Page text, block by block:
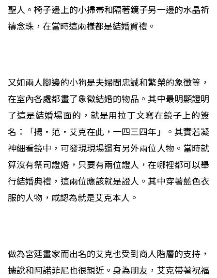
聖人。椅子邊上的小掃帚和隔著鏡子另一邊的水晶祈
禱念珠，在當時這兩樣都是結婚賀禮。
又如兩人腳邊的小狗是夫婦間忠誠和繁榮的象徵等，
在室內各處都畫了象徵結婚的物品。其中最明顯證明
了這是結婚場面的，就是用拉丁文寫在鏡子上的簽
名：「揚‧范‧艾克在此，一四三四年」。其實若凝
神細看鏡中，可發現現場還有另外兩位人物。當時就
算沒有祭司證婚，只要有兩位證人，在哪裡都可以舉
行結婚典禮，這兩位應該就是證人。其中穿著藍色衣
服的人物，咸認為就是艾克本人。
做為宮廷畫家而出名的艾克也受到商人階層的支持，
據說和阿諾菲尼也很親近。身為朋友，艾克帶著祝福